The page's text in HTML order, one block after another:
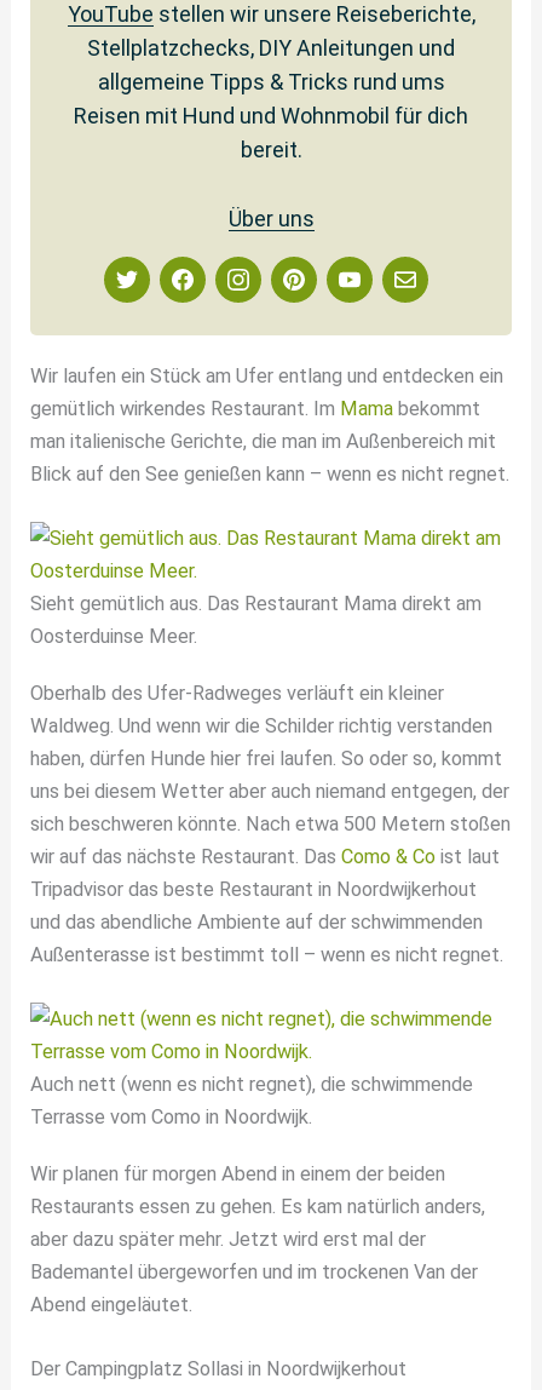
YouTube stellen wir unsere Reiseberichte,
Stellplatzchecks, DIY Anleitungen und
allgemeine Tipps & Tricks rund ums
Reisen mit Hund und Wohnmobil für dich
bereit.
Über uns
Wir laufen ein Stück am Ufer entlang und entdecken ein
gemütlich wirkendes Restaurant. Im Mama bekommt
man italienische Gerichte, die man im Außenbereich mit
Blick auf den See genießen kann – wenn es nicht regnet.
Sieht gemütlich aus. Das Restaurant Mama direkt am
Oosterduinse Meer.
Oberhalb des Ufer-Radweges verläuft ein kleiner
Waldweg. Und wenn wir die Schilder richtig verstanden
haben, dürfen Hunde hier frei laufen. So oder so, kommt
uns bei diesem Wetter aber auch niemand entgegen, der
sich beschweren könnte. Nach etwa 500 Metern stoßen
wir auf das nächste Restaurant. DasComo & Co ist laut
Tripadvisor das beste Restaurant in Noordwijkerhout
und das abendliche Ambiente auf der schwimmenden
Außenterasse ist bestimmt toll – wenn es nicht regnet.
Auch nett (wenn es nicht regnet), die schwimmende
Terrasse vom Como in Noordwijk.
Wir planen für morgen Abend in einem der beiden
Restaurants essen zu gehen. Es kam natürlich anders,
aber dazu später mehr. Jetzt wird erst mal der
Bademantel übergeworfen und im trockenen Van der
Abend eingeläutet.
Der Campingplatz Sollasi in Noordwijkerhout